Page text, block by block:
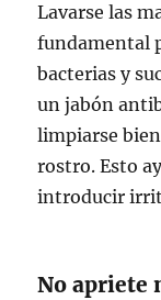
Lavarse las
fundamental
bacterias y
un jabón
limpiarse
rostro. Esto
introducir
No apriete